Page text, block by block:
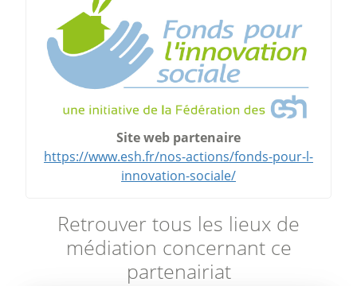
Site web partenaire
https://www.esh.fr/nos-actions/fonds-pour-l-
innovation-sociale/
Retrouver tous les lieux de
médiation concernant ce
partenairiat